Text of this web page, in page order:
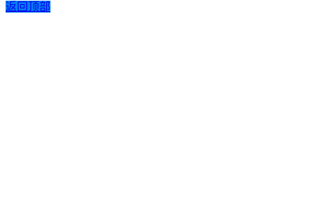
返回顶部